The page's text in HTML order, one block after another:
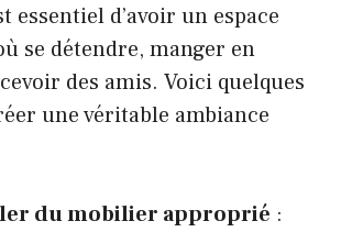
essentiel d’avoir un espace
se détendre, manger en
des amis. Voici quelques
une véritable ambiance
du mobilier approprié :